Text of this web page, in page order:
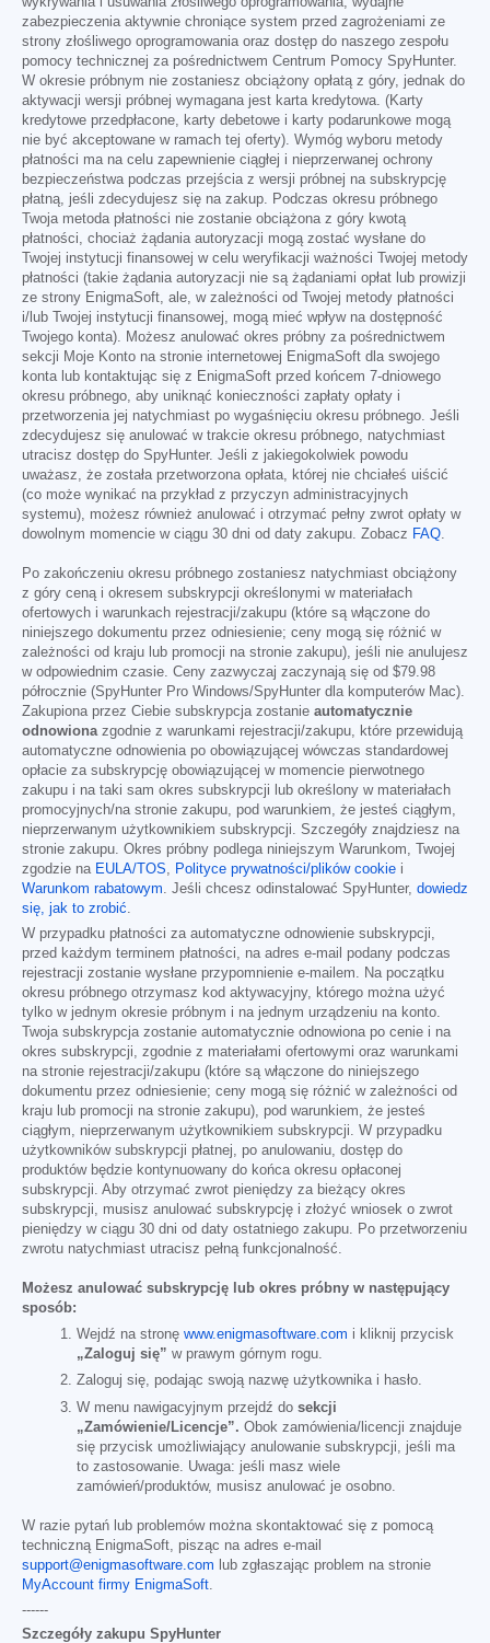
zabezpieczenia aktywnie chroniące system przed zagrożeniami ze
strony złośliwego oprogramowania oraz dostęp do naszego zespołu
pomocy technicznej za pośrednictwem Centrum Pomocy SpyHunter.
W okresie próbnym nie zostaniesz obciążony opłatą z góry, jednak do
aktywacji wersji próbnej wymagana jest karta kredytowa. (Karty
kredytowe przedpłacone, karty debetowe i karty podarunkowe mogą
nie być akceptowane w ramach tej oferty). Wymóg wyboru metody
płatności ma na celu zapewnienie ciągłej i nieprzerwanej ochrony
bezpieczeństwa podczas przejścia z wersji próbnej na subskrypcję
płatną, jeśli zdecydujesz się na zakup. Podczas okresu próbnego
Twoja metoda płatności nie zostanie obciążona z góry kwotą
płatności, chociaż żądania autoryzacji mogą zostać wysłane do
Twojej instytucji finansowej w celu weryfikacji ważności Twojej metody
płatności (takie żądania autoryzacji nie są żądaniami opłat lub prowizji
ze strony EnigmaSoft, ale, w zależności od Twojej metody płatności
i/lub Twojej instytucji finansowej, mogą mieć wpływ na dostępność
Twojego konta). Możesz anulować okres próbny za pośrednictwem
sekcji Moje Konto na stronie internetowej EnigmaSoft dla swojego
konta lub kontaktując się z EnigmaSoft przed końcem 7-dniowego
okresu próbnego, aby uniknąć konieczności zapłaty opłaty i
przetworzenia jej natychmiast po wygaśnięciu okresu próbnego. Jeśli
zdecydujesz się anulować w trakcie okresu próbnego, natychmiast
utracisz dostęp do SpyHunter. Jeśli z jakiegokolwiek powodu
uważasz, że została przetworzona opłata, której nie chciałeś uiścić
(co może wynikać na przykład z przyczyn administracyjnych
systemu), możesz również anulować i otrzymać pełny zwrot opłaty w
dowolnym momencie w ciągu 30 dni od daty zakupu. Zobacz FAQ.
Po zakończeniu okresu próbnego zostaniesz natychmiast obciążony
z góry ceną i okresem subskrypcji określonymi w materiałach
ofertowych i warunkach rejestracji/zakupu (które są włączone do
niniejszego dokumentu przez odniesienie; ceny mogą się różnić w
zależności od kraju lub promocji na stronie zakupu), jeśli nie anulujesz
w odpowiednim czasie. Ceny zazwyczaj zaczynają się od $79.98
półrocznie (SpyHunter Pro Windows/SpyHunter dla komputerów Mac).
Zakupiona przez Ciebie subskrypcja zostanie automatycznie
odnowionazgodnie z warunkami rejestracji/zakupu, które przewidują
automatyczne odnowienia po obowiązującej wówczas standardowej
opłacie za subskrypcję obowiązującej w momencie pierwotnego
zakupu i na taki sam okres subskrypcji lub określony w materiałach
promocyjnych/na stronie zakupu, pod warunkiem, że jesteś ciągłym,
nieprzerwanym użytkownikiem subskrypcji. Szczegóły znajdziesz na
stronie zakupu. Okres próbny podlega niniejszym Warunkom, Twojej
zgodzie na EULA/TOS, Polityce prywatności/plików cookie i
Warunkom rabatowym. Jeśli chcesz odinstalować SpyHunter, dowiedz
się, jak to zrobić.
W przypadku płatności za automatyczne odnowienie subskrypcji,
przed każdym terminem płatności, na adres e-mail podany podczas
rejestracji zostanie wysłane przypomnienie e-mailem. Na początku
okresu próbnego otrzymasz kod aktywacyjny, którego można użyć
tylko w jednym okresie próbnym i na jednym urządzeniu na konto.
Twoja subskrypcja zostanie automatycznie odnowiona po cenie i na
okres subskrypcji, zgodnie z materiałami ofertowymi oraz warunkami
na stronie rejestracji/zakupu (które są włączone do niniejszego
dokumentu przez odniesienie; ceny mogą się różnić w zależności od
kraju lub promocji na stronie zakupu), pod warunkiem, że jesteś
ciągłym, nieprzerwanym użytkownikiem subskrypcji. W przypadku
użytkowników subskrypcji płatnej, po anulowaniu, dostęp do
produktów będzie kontynuowany do końca okresu opłaconej
subskrypcji. Aby otrzymać zwrot pieniędzy za bieżący okres
subskrypcji, musisz anulować subskrypcję i złożyć wniosek o zwrot
pieniędzy w ciągu 30 dni od daty ostatniego zakupu. Po przetworzeniu
zwrotu natychmiast utracisz pełną funkcjonalność.
Możesz anulować subskrypcję lub okres próbny w następujący
sposób:
Wejdź na stronę www.enigmasoftware.com i kliknij przycisk
„Zaloguj się” w prawym górnym rogu.
Zaloguj się, podając swoją nazwę użytkownika i hasło.
W menu nawigacyjnym przejdź do sekcji
„Zamówienie/Licencje”. Obok zamówienia/licencji znajduje
się przycisk umożliwiający anulowanie subskrypcji, jeśli ma
to zastosowanie. Uwaga: jeśli masz wiele
zamówień/produktów, musisz anulować je osobno.
W razie pytań lub problemów można skontaktować się z pomocą
techniczną EnigmaSoft, pisząc na adres e-mail
support@enigmasoftware.com lub zgłaszając problem na stronie
MyAccount firmy EnigmaSoft
------
Szczegóły zakupu SpyHunter